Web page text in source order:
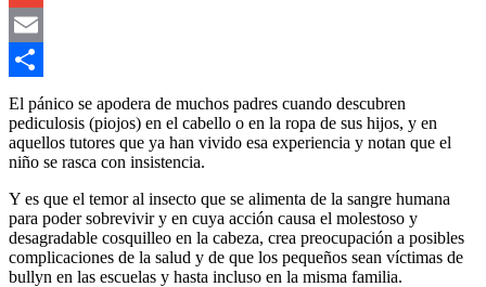
Gmail
Email
Compartir
El pánico se apodera de muchos padres cuando descubren
pediculosis (piojos) en el cabello o en la ropa de sus hijos, y en
aquellos tutores que ya han vivido esa experiencia y notan que el
niño se rasca con insistencia.
Y es que el temor al insecto que se alimenta de la sangre humana
para poder sobrevivir y en cuya acción causa el molestoso y
desagradable cosquilleo en la cabeza, crea preocupación a posibles
complicaciones de la salud y de que los pequeños sean víctimas de
bullyn en las escuelas y hasta incluso en la misma familia.